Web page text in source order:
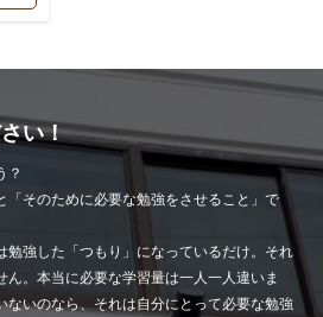
い！
？
「そのために必要な勉強をさせること」で
勉強した「つもり」になっているだけ。それ
。本当に必要な学習量は一人一人違いま
ないのなら、それは自分にとって必要な勉強